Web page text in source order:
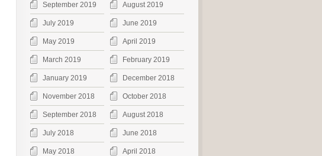
September 2019 August 2019
July 2019 June 2019
May 2019 April 2019
March 2019 February 2019
January 2019 December 2018
November 2018 October 2018
September 2018 August 2018
July 2018 June 2018
May 2018 April 2018